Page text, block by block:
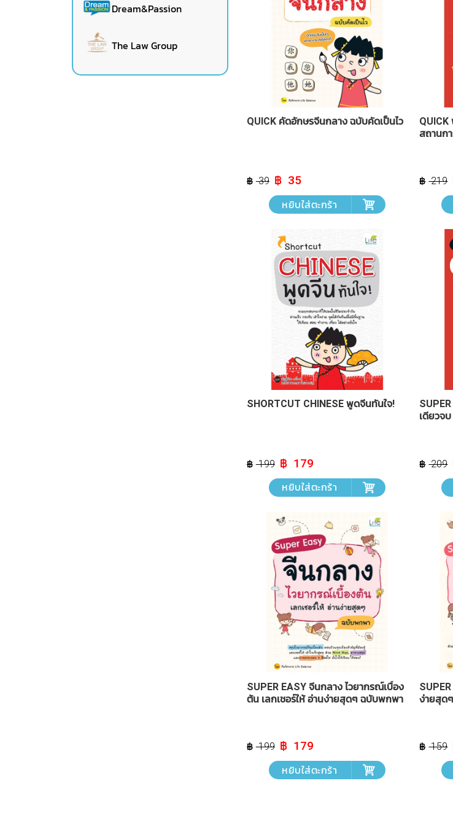
Dream&Passion
The Law Group
QUICK คัดอักษรจีนกลาง ฉบับคัดเป็นไว
39 Original
price
was:
฿ 39.
35Current
price
is:
฿ 35.
หยิบใส่ตะกร้า
สถานก
219
SHORTCUT CHINESE พูดจีนทันใจ!
199 Original
price
was:
฿ 199.
179Current
price
is:
฿ 179.
หยิบใส่ตะกร้า
เดียวจ
209
SUPER EASY จีนกลาง ไวยากรณ์เบื้อง
ต้น เลกเชอร์ให้ อ่านง่ายสุดๆ ฉบับพกพา
199 Original
price
was:
฿ 199.
179Current
price
is:
฿ 179.
หยิบใส่ตะกร้า
ง่ายสุด
159